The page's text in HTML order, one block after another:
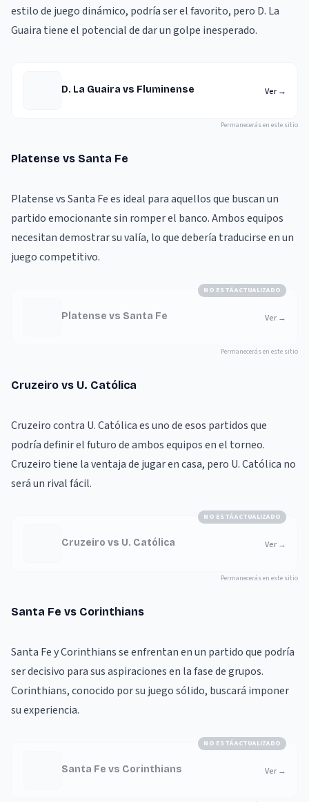
estilo de juego dinámico, podría ser el favorito, pero D. La
Guaira tiene el potencial de dar un golpe inesperado.
D. La Guaira vs Fluminense Ver→
Permanecerás en este sitio
Platense vs Santa Fe
Platense vs Santa Fe es ideal para aquellos que buscan un
partido emocionante sin romper el banco. Ambos equipos
necesitan demostrar su valía, lo que debería traducirse en un
juego competitivo.
NO ESTÁ ACTUALIZADO
Platense vs Santa Fe Ver →
Permanecerás en este sitio
Cruzeiro vs U. Católica
Cruzeiro contra U. Católica es uno de esos partidos que
podría definir el futuro de ambos equipos en el torneo.
Cruzeiro tiene la ventaja de jugar en casa, pero U. Católica no
será un rival fácil.
NO ESTÁ ACTUALIZADO
Cruzeiro vs U. Católica Ver →
Permanecerás en este sitio
Santa Fe vs Corinthians
Santa Fe y Corinthians se enfrentan en un partido que podría
ser decisivo para sus aspiraciones en la fase de grupos.
Corinthians, conocido por su juego sólido, buscará imponer
su experiencia.
NO ESTÁ ACTUALIZADO
Santa Fe vs Corinthians Ver →